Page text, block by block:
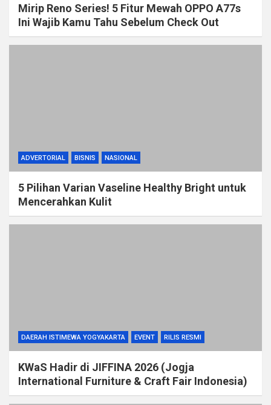
Mirip Reno Series! 5 Fitur Mewah OPPO A77s
Ini Wajib Kamu Tahu Sebelum Check Out
ADVERTORIAL BISNIS NASIONAL
5 Pilihan Varian Vaseline Healthy Bright untuk
Mencerahkan Kulit
DAERAH ISTIMEWA YOGYAKARTA EVENT RILIS RESMI
KWaS Hadir di JIFFINA 2026 (Jogja
International Furniture & Craft Fair Indonesia)